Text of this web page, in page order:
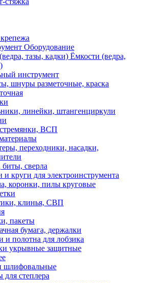
Оборудование
Ёмкости (ведра,
инструмент
шнуры разметочные, краска
линейки, штангенциркули
ВСП
переходники, насадки,
сверла
и круги для электроинструмента
коронки, пилы круговые
клинья, СВП
пакеты
бумага, держалки
и полотна для лобзика
укрывные защитные
шлифовальные
для степлера